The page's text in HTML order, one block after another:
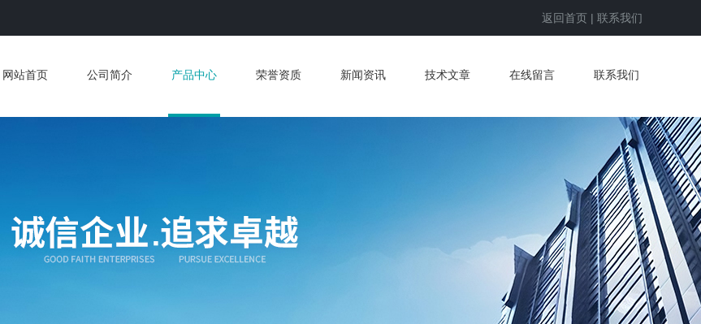
返回首页 | 联系我们
网站首页 公司简介 产品中心 荣誉资质 新闻资讯 技术文章 在线留言 联系我们